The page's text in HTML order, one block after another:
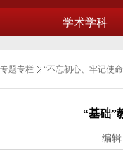
学术学科
专题专栏 “不忘初心、牢记使
“基础”
编辑